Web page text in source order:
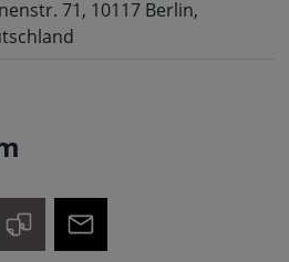
71, 10117 Berlin,